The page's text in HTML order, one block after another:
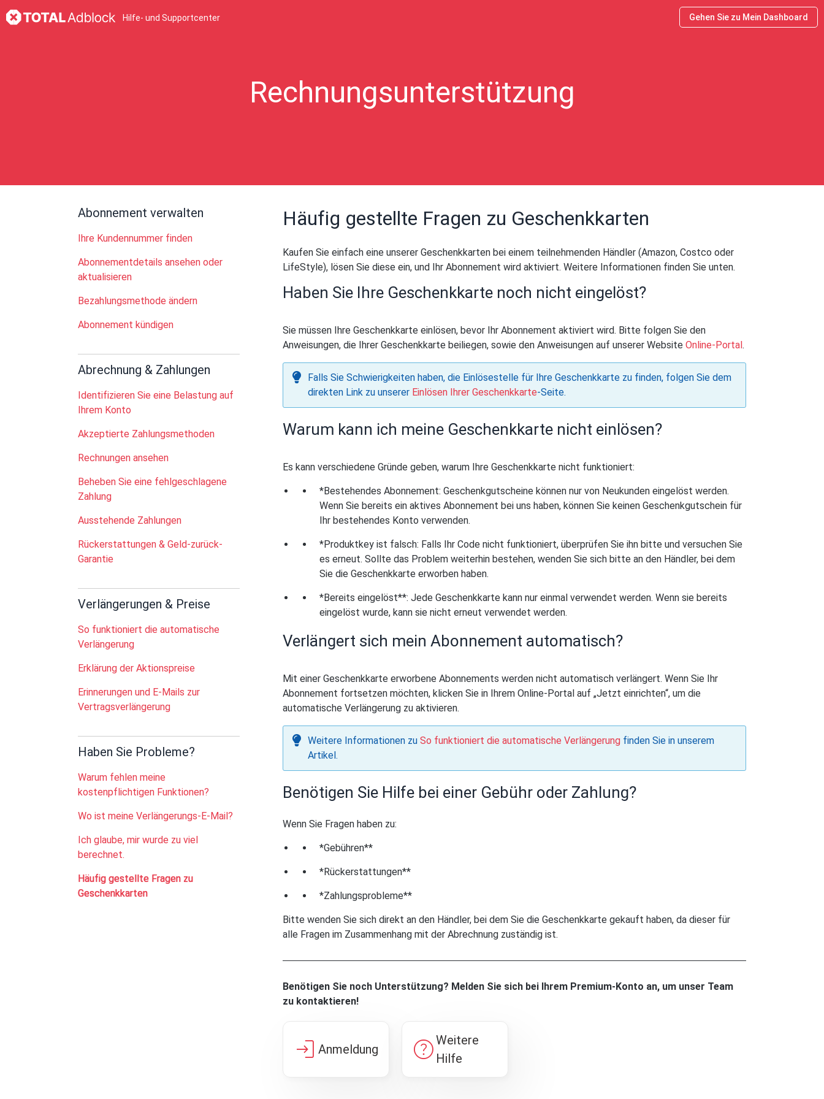
Hilfe- und Supportcenter Gehen Sie zu Mein Dashboard
Rechnungsunterstützung
Abonnement verwalten
Ihre Kundennummer finden
Abonnementdetails ansehen oder
aktualisieren
Bezahlungsmethode ändern
Abonnement kündigen
Abrechnung & Zahlungen
Identifizieren Sie eine Belastung auf
Ihrem Konto
Akzeptierte Zahlungsmethoden
Rechnungen ansehen
Beheben Sie eine fehlgeschlagene
Zahlung
Ausstehende Zahlungen
Rückerstattungen & Geld-zurück-
Garantie
Verlängerungen & Preise
So funktioniert die automatische
Verlängerung
Erklärung der Aktionspreise
Erinnerungen und E-Mails zur
Vertragsverlängerung
Haben Sie Probleme?
Warum fehlen meine
kostenpflichtigen Funktionen?
Wo ist meine Verlängerungs-E-Mail?
Ich glaube, mir wurde zu viel
berechnet.
Häufig gestellte Fragen zu
Geschenkkarten
Häufig gestellte Fragen zu Geschenkkarten
Kaufen Sie einfach eine unserer Geschenkkarten bei einem teilnehmenden Händler (Amazon, Costco oder
LifeStyle), lösen Sie diese ein, und Ihr Abonnement wird aktiviert. Weitere Informationen finden Sie unten.
Haben Sie Ihre Geschenkkarte noch nicht eingelöst?
Sie müssen Ihre Geschenkkarte einlösen, bevor Ihr Abonnement aktiviert wird. Bitte folgen Sie den
Anweisungen, die Ihrer Geschenkkarte beiliegen, sowie den Anweisungen auf unserer WebsiteOnline-Portal.
Falls Sie Schwierigkeiten haben, die Einlösestelle für Ihre Geschenkkarte zu finden, folgen Sie dem
direkten Link zu unserer Einlösen Ihrer Geschenkkarte-Seite.
Warum kann ich meine Geschenkkarte nicht einlösen?
Es kann verschiedene Gründe geben, warum Ihre Geschenkkarte nicht funktioniert:
*Bestehendes Abonnement: Geschenkgutscheine können nur von Neukunden eingelöst werden.
Wenn Sie bereits ein aktives Abonnement bei uns haben, können Sie keinen Geschenkgutschein für
Ihr bestehendes Konto verwenden.
*Produktkey ist falsch: Falls Ihr Code nicht funktioniert, überprüfen Sie ihn bitte und versuchen Sie
es erneut. Sollte das Problem weiterhin bestehen, wenden Sie sich bitte an den Händler, bei dem
Sie die Geschenkkarte erworben haben.
*Bereits eingelöst**: Jede Geschenkkarte kann nur einmal verwendet werden. Wenn sie bereits
eingelöst wurde, kann sie nicht erneut verwendet werden.
Verlängert sich mein Abonnement automatisch?
Mit einer Geschenkkarte erworbene Abonnements werden nicht automatisch verlängert. Wenn Sie Ihr
Abonnement fortsetzen möchten, klicken Sie in Ihrem Online-Portal auf „Jetzt einrichten“, um die
automatische Verlängerung zu aktivieren.
Weitere Informationen zuSo funktioniert die automatische Verlängerung finden Sie in unserem
Artikel.
Benötigen Sie Hilfe bei einer Gebühr oder Zahlung?
Wenn Sie Fragen haben zu:
*Gebühren**
*Rückerstattungen**
*Zahlungsprobleme**
Bitte wenden Sie sich direkt an den Händler, bei dem Sie die Geschenkkarte gekauft haben, da dieser für
alle Fragen im Zusammenhang mit der Abrechnung zuständig ist.
Benötigen Sie noch Unterstützung? Melden Sie sich bei Ihrem Premium-Konto an, um unser Team
zu kontaktieren!
loginAnmeldung helpWeitere
Hilfe